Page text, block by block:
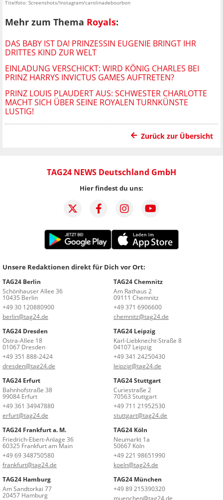
Titelfoto: Screenshots/Instagram/carolinadebourbon
Mehr zum Thema Royals:
DAS BABY IST DA! PRINZESSIN EUGENIE BRINGT IHR
DRITTES KIND ZUR WELT
EINLADUNG VERSCHICKT: WIRD KÖNIG CHARLES BEI
PRINZ HARRYS INVICTUS GAMES AUFTRETEN?
PRINZ LOUIS PLAUDERT AUS: SCHWESTER CHARLOTTE
MACHT SICH ÜBER SEINE ROYALEN TURNKÜNSTE
LUSTIG!
Zurück zur Übersicht
TAG24 NEWS Deutschland GmbH
Hier findest du uns:
Unsere Redaktionen direkt für Dich vor Ort:
TAG24 Berlin
Schönhauser Allee 36
10435 Berlin
+49 30 120880900
berlin@tag24.de
TAG24 Chemnitz
Am Rathaus 2
09111 Chemnitz
+49 371 6906600
chemnitz@tag24.de
TAG24 Dresden
Ostra-Allee 18
01067 Dresden
+49 351 888-2424
dresden@tag24.de
TAG24 Leipzig
Karl-Liebknecht-Straße 8
04107 Leipzig
+49 341 24250430
leipzig@tag24.de
TAG24 Erfurt
Bahnhofstraße 38
99084 Erfurt
+49 361 34947880
erfurt@tag24.de
TAG24 Stuttgart
Curiestraße 2
70563 Stuttgart
+49 711 21952530
stuttgart@tag24.de
TAG24 Frankfurt a. M.
Friedrich-Ebert-Anlage 36
60325 Frankfurt am Main
+49 69 348750580
frankfurt@tag24.de
TAG24 Köln
Neumarkt 1a
50667 Köln
+49 221 98651990
koeln@tag24.de
TAG24 Hamburg
Am Sandtorkai 77
20457 Hamburg
TAG24 München
+49 89 215390320
muenchen@tag24.de